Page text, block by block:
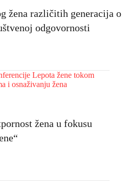
žena različitih generacija o
odgovornosti
žena u fokusu